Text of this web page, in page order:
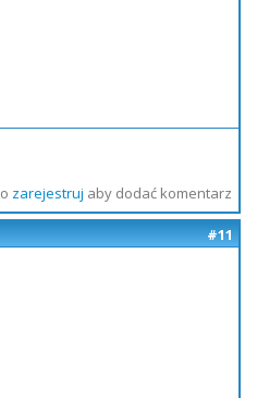
zarejestruj aby dodać komentarz
#11